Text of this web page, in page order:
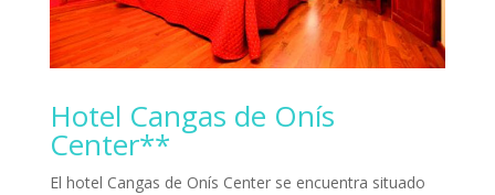
Hotel Cangas de Onís
Center**
El hotel Cangas de Onís Center se encuentra situado